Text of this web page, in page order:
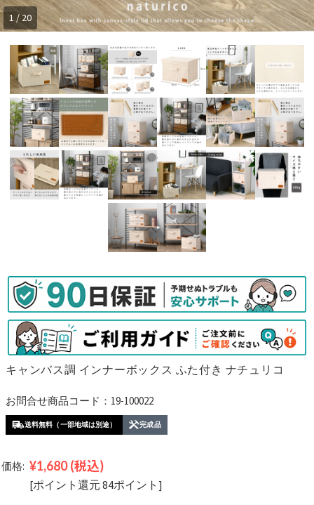
1 / 20
キャンバス調 インナーボックス ふた付き ナチュリコ
お問合せ商品コード：19-100022
送料無料（一部地域は別途） 完成品
価格: ¥1,680 (税込)
[ポイント還元 84ポイント]